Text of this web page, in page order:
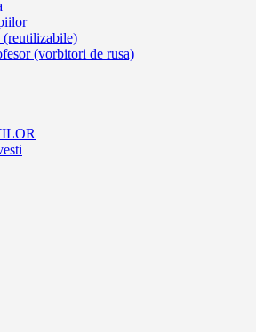
(reutilizabile)
(vorbitori de rusa)